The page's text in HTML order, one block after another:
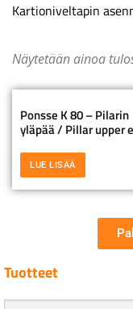
Kartioniveltapin
Näytetään ainoa
Ponsse K 80 – Pilarin
yläpää / Pillar upper
LUE LISÄÄ
Tuotteet